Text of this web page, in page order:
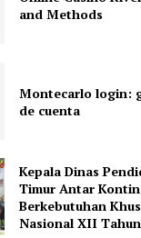
and Methods
Montecarlo login:
de cuenta
Kepala Dinas
Timur Antar
Berkebutuhan
Nasional XII